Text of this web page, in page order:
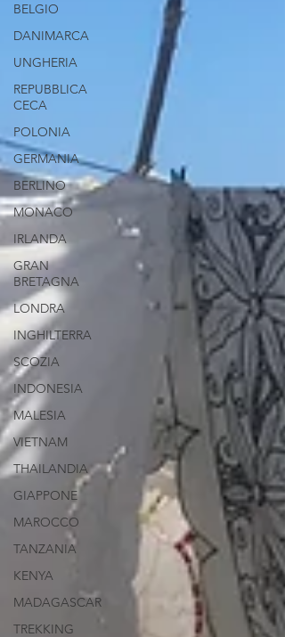
BELGIO
DANIMARCA
UNGHERIA
REPUBBLICA
CECA
POLONIA
GERMANIA
BERLINO
MONACO
IRLANDA
GRAN
BRETAGNA
LONDRA
INGHILTERRA
SCOZIA
INDONESIA
MALESIA
VIETNAM
THAILANDIA
GIAPPONE
MAROCCO
TANZANIA
KENYA
MADAGASCAR
TREKKING